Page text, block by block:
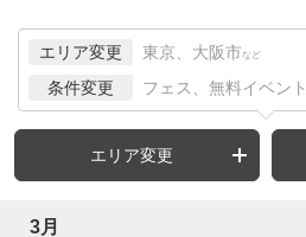
エリア変更 東京、大阪市 など
条件変更 フェス、無料イベント
エリア変更
3月